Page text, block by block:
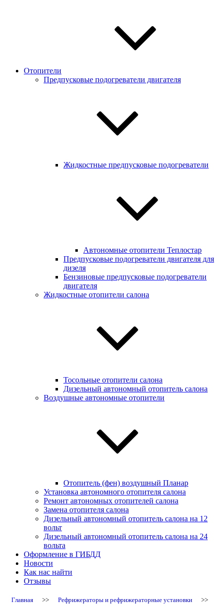
Отопители
Предпусковые подогреватели двигателя
Жидкостные предпусковые подогреватели
Автономные отопители Теплостар
Предпусковые подогреватели двигателя для
дизеля
Бензиновые предпусковые подогреватели
двигателя
Жидкостные отопители салона
Тосольные отопители салона
Дизельный автономный отопитель салона
Воздушные автономные отопители
Отопитель (фен) воздушный Планар
Установка автономного отопителя салона
Ремонт автономных отопителей салона
Замена отопителя салона
Дизельный автономный отопитель салона на 12
вольт
Дизельный автономный отопитель салона на 24
вольта
Оформление в ГИБДД
Новости
Как нас найти
Отзывы
Главная >> Рефрижераторы и рефрижераторные установки
>>